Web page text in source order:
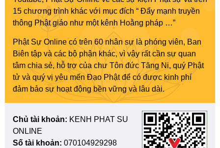
15 chương trình khác với mục đích “ Đẩy mạnh truyền
thông Phật giáo như một kênh Hoằng pháp …”
Phật Sự Online có trên 60 nhân sự là phóng viên, Ban
Biên tập và các bộ phận khác, vì vậy rất cần sự quan
tâm chia sẻ, hỗ trợ của chư Tôn đức Tăng Ni, quý Phật
tử và quý vị yêu mến Đạo Phật để có được kinh phí
đảm bảo sự hoạt động bền vững và lâu dài.
Chủ tài khoản: KENH PHAT SU
ONLINE
Số tài khoản: 070104929298